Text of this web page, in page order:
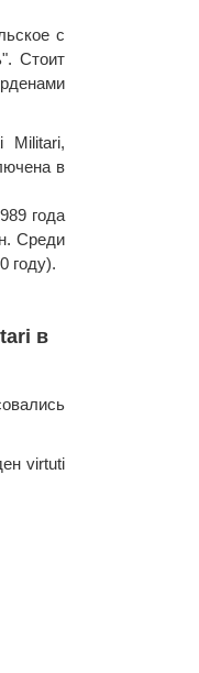
с
Стоит
Militari,
в
года
Среди
году).
в
virtuti